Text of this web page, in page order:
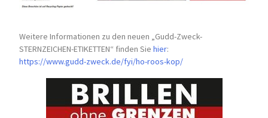
Weitere Informationen zu den neuen „Gudd-Zweck-
STERNZEICHEN-ETIKETTEN“ finden Siehier:
https://www.gudd-zweck.de/fyi/ho-roos-kop/